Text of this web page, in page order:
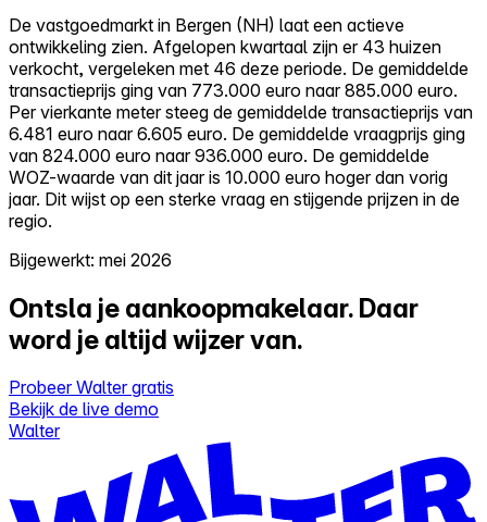
De vastgoedmarkt in Bergen (NH) laat een actieve
ontwikkeling zien. Afgelopen kwartaal zijn er 43 huizen
verkocht, vergeleken met 46 deze periode. De gemiddelde
transactieprijs ging van 773.000 euro naar 885.000 euro.
Per vierkante meter steeg de gemiddelde transactieprijs van
6.481 euro naar 6.605 euro. De gemiddelde vraagprijs ging
van 824.000 euro naar 936.000 euro. De gemiddelde
WOZ-waarde van dit jaar is 10.000 euro hoger dan vorig
jaar. Dit wijst op een sterke vraag en stijgende prijzen in de
regio.
Bijgewerkt: mei 2026
Ontsla je aankoopmakelaar. Daar
word je altijd wijzer van.
Probeer Walter gratis
Bekijk de live demo
Walter